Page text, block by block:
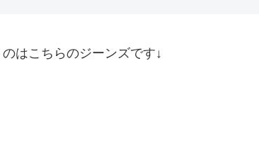
はこちらのジーンズです↓